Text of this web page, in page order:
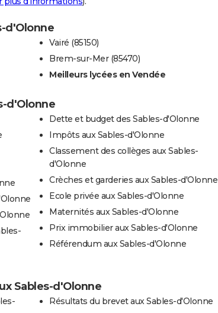
d'Olonne
Vairé (85150)
Brem-sur-Mer (85470)
Meilleurs lycées en Vendée
d'Olonne
Dette et budget des Sables-d'Olonne
Impôts aux Sables-d'Olonne
Classement des collèges aux Sables-
d'Olonne
Crèches et garderies aux Sables-d'Olonne
Ecole privée aux Sables-d'Olonne
Maternités aux Sables-d'Olonne
Prix immobilier aux Sables-d'Olonne
Référendum aux Sables-d'Olonne
Sables-d'Olonne
Résultats du brevet aux Sables-d'Olonne